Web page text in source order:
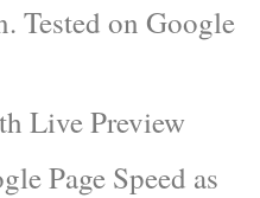
Tested on Google
Live Preview
Page Speed as